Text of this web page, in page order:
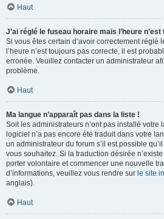
Haut
J’ai réglé le fuseau horaire mais l’heure
Si vous êtes certain d’avoir correctement réglé
l’heure n’est toujours pas correcte, il est
erronée. Veuillez contacter un administrateur
problème.
Haut
Ma langue n’apparaît pas dans la liste !
Soit les administrateurs n’ont pas installé votre
logiciel n’a pas encore été traduit dans votre
un administrateur du forum s’il est possible
vous souhaitez. Si la traduction désirée
porter volontaire et commencer une nouvelle
d’informations, veuillez vous rendre sur le site
anglais).
Haut